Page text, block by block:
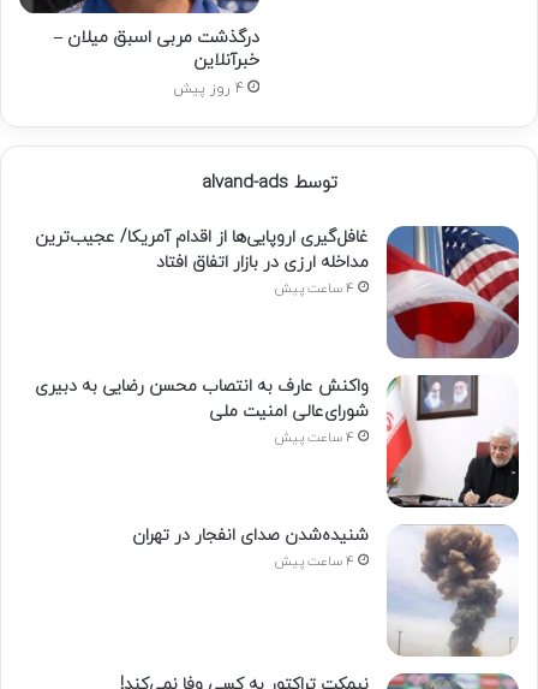
درگذشت مربی اسبق میلان –
خبرآنلاین
4 روز پیش
توسط alvand-ads
غافل‌گیری اروپایی‌ها از اقدام آمریکا/ عجیب‌ترین
مداخله ارزی در بازار اتفاق افتاد
4 ساعت پیش
واکنش عارف به انتصاب محسن رضایی به دبیری
شورای‌عالی امنیت ملی
4 ساعت پیش
شنیده‌شدن صدای انفجار در تهران
4 ساعت پیش
نیمکت تراکتور به کسی وفا نمی‌کند!